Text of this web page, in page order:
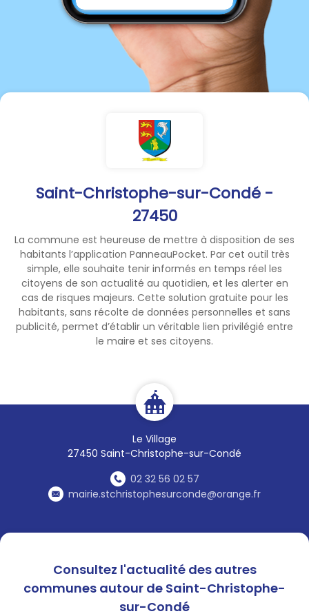
Saint-Christophe-sur-Condé -
27450
La commune est heureuse de mettre à disposition de ses
habitants l’application PanneauPocket. Par cet outil très
simple, elle souhaite tenir informés en temps réel les
citoyens de son actualité au quotidien, et les alerter en
cas de risques majeurs. Cette solution gratuite pour les
habitants, sans récolte de données personnelles et sans
publicité, permet d’établir un véritable lien privilégié entre
le maire et ses citoyens.
Le Village
27450 Saint-Christophe-sur-Condé
02 32 56 02 57
mairie.stchristophesurconde@orange.fr
Consultez l'actualité des autres
communes autour de Saint-Christophe-
sur-Condé